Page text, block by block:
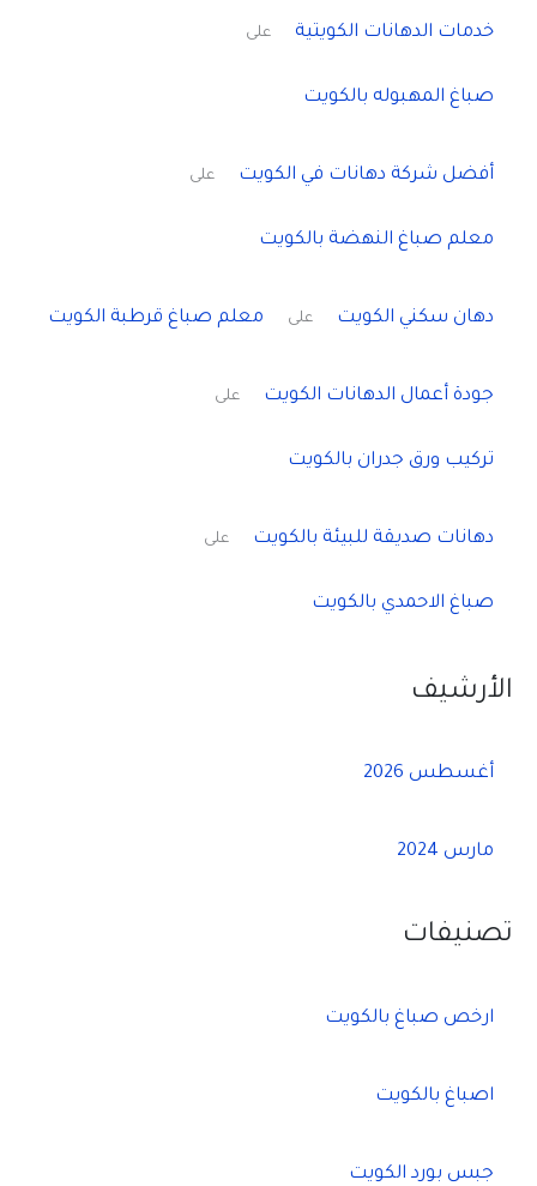
خدمات الدهانات الكويتية على
صباغ المهبوله بالكويت
أفضل شركة دهانات في الكويت على
معلم صباغ النهضة بالكويت
دهان سكني الكويت على معلم صباغ قرطبة الكويت
جودة أعمال الدهانات الكويت على
تركيب ورق جدران بالكويت
دهانات صديقة للبيئة بالكويت على
صباغ الاحمدي بالكويت
الأرشيف
أغسطس 2026
مارس 2024
تصنيفات
ارخص صباغ بالكويت
اصباغ بالكويت
جبس بورد الكويت